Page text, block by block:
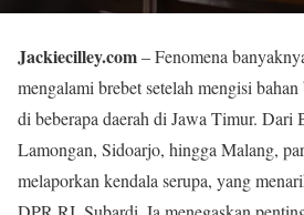
Jackiecilley.com– Fenomena
mengalami brebet setelah mengisi
di beberapa daerah di Jawa Timur. Dari
Lamongan, Sidoarjo, hingga Malang,
melaporkan kendala serupa, yang